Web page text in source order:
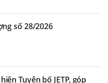
số 28/2026
Tuyên bố JETP, góp